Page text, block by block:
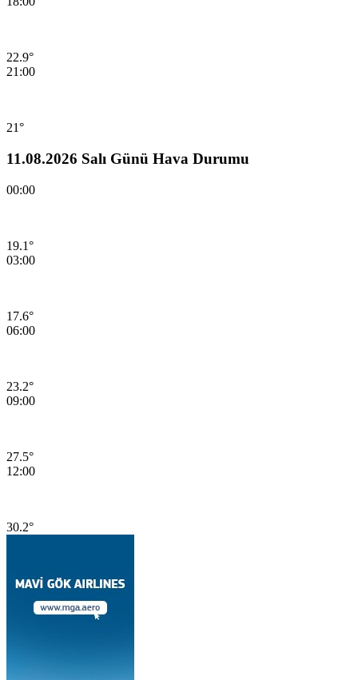
22.9°
21:00
21°
11.08.2026 Salı Günü Hava Durumu
00:00
19.1°
03:00
17.6°
06:00
23.2°
09:00
27.5°
12:00
30.2°